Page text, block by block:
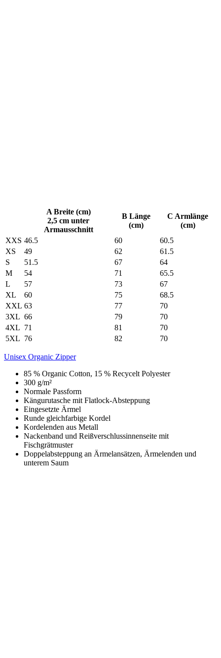
A Breite (cm)
2,5 cm unter
Armausschnitt
B Länge
(cm)
C Armlänge
(cm)
XXS 46.5 60
60.5
XS
49 62
61.5
S
51.5 67
64
M
54 71
65.5
L
57 73
67
XL
60 75
68.5
XXL 63 77
70
3XL 66 79
70
4XL 71 81
70
5XL 76 82 70
Unisex Organic Zipper
85 % Organic Cotton, 15 % Recycelt Polyester
300 g/m²
Normale Passform
Kängurutasche mit Flatlock-Absteppung
Eingesetzte Ärmel
Runde gleichfarbige Kordel
Kordelenden aus Metall
Nackenband und Reißverschlussinnenseite mit
Fischgrätmuster
Doppelabsteppung an Ärmelansätzen, Ärmelenden und
unterem Saum